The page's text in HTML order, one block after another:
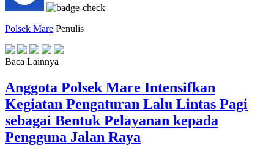
Polsek Mare Penulis
Baca Lainnya
Anggota Polsek Mare Intensifkan
Kegiatan Pengaturan Lalu Lintas Pagi
sebagai Bentuk Pelayanan kepada
Pengguna Jalan Raya